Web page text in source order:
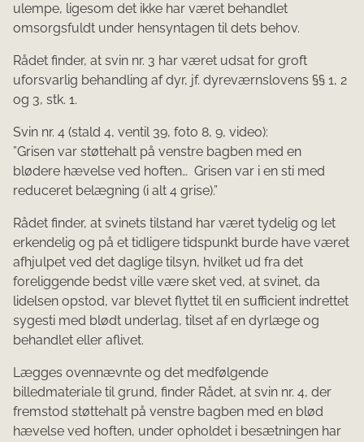
ulempe, ligesom det ikke har været behandlet
omsorgsfuldt under hensyntagen til dets behov.
Rådet finder, at svin nr. 3 har været udsat for groft
uforsvarlig behandling af dyr, jf. dyreværnslovens §§ 1, 2
og 3, stk. 1.
Svin nr. 4 (stald 4, ventil 39, foto 8, 9, video):
”Grisen var støttehalt på venstre bagben med en
blødere hævelse ved hof­ten… Grisen var i en sti med
reduceret belægning (i alt 4 grise).”
Rådet finder, at svinets tilstand har været tydelig og let
erkendelig og på et tidligere tidspunkt burde have været
afhjulpet ved det daglige tilsyn, hvilket ud fra det
foreliggende bedst ville være sket ved, at svinet, da
lidelsen opstod, var blevet flyttet til en sufficient indrettet
sygesti med blødt underlag, tilset af en dyrlæge og
behandlet eller aflivet.
Lægges ovennævnte og det medfølgende
billedmateriale til grund, finder Rådet, at svin nr. 4, der
fremstod støttehalt på venstre bagben med en blød
hævelse ved hoften, under opholdet i besætningen har